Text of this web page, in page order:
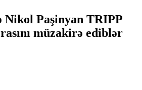
Paşinyan TRIPP
müzakirə ediblər